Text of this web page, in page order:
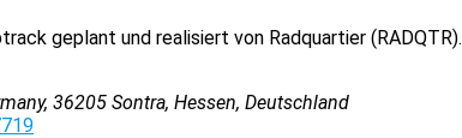
geplant und realisiert von Radquartier (RADQTR).
, 36205 Sontra, Hessen, Deutschland